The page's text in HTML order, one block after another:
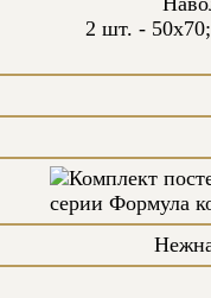
2 шт. -